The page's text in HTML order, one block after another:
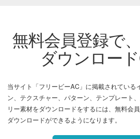
無料会員登録で
ダウンロード
当サイト「フリービーAC」に掲載されている
ン、テクスチャー、パターン、テンプレート
リー素材をダウンロードをするには、無料会
ダウンロードができるようになります。